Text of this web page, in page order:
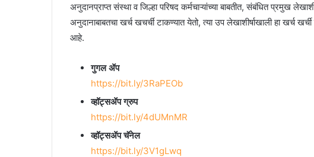
अनुदानप्राप्त संस्था व जिल्हा परिषद कर्मचाऱ्यांच्या बाबतीत, संबंधित प्रमुख
अनुदानाबाबतचा खर्च खचर्ची टाकण्यात येतो, त्या उप लेखाशीर्षाखाली हा खर्च
आहे.
गुगल ॲप
https://bit.ly/3RaPEOb
व्हॉट्सॲप ग्रुप
https://bit.ly/4dUMnMR
व्हॉट्सॲप चॅनेल
https://bit.ly/3V1gLwq